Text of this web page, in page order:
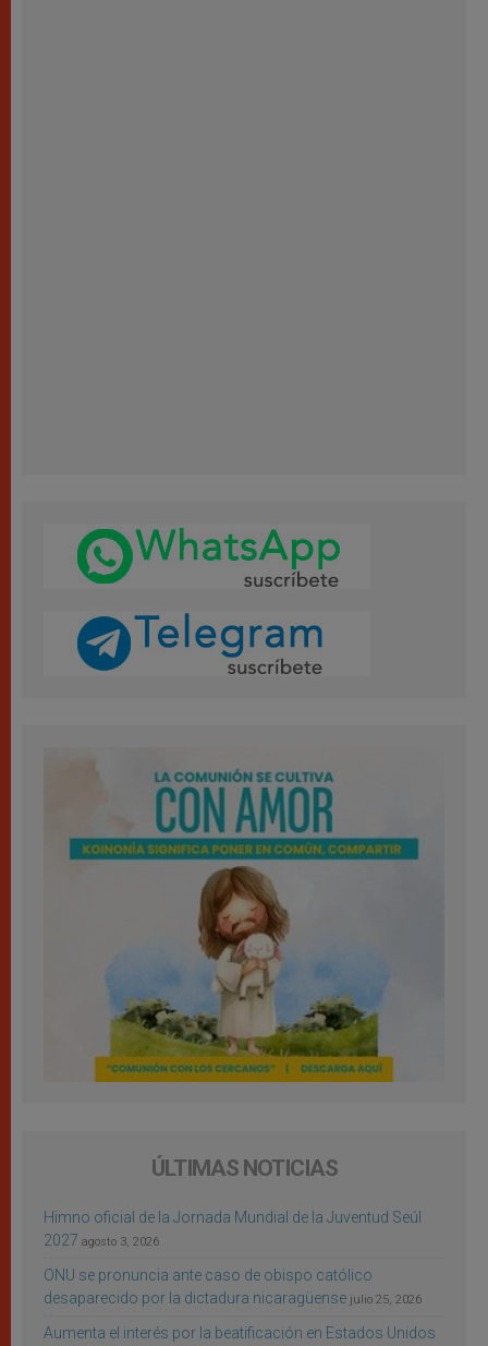
ÚLTIMAS NOTICIAS
Himno oficial de la Jornada Mundial de la Juventud Seúl
2027 agosto 3, 2026
ONU se pronuncia ante caso de obispo católico
desaparecido por la dictadura nicaragüense julio 25, 2026
Aumenta el interés por la beatificación en Estados Unidos